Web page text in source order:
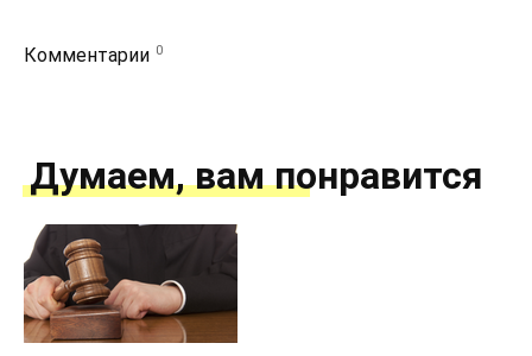
Комментарии 0
Думаем, вам понравится